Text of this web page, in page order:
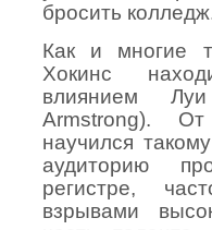
бросить
Как и многие
Хокинс
влиянием
Armstrong). От
научился
аудиторию
регистре,
взрывами